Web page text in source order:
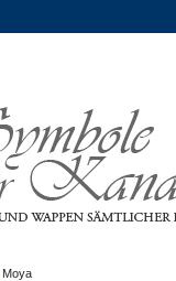
Moya